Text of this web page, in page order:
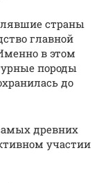
страны
главной
в этом
породы
до
древних
участии